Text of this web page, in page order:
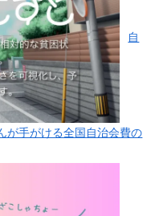
自
が手がける全国自治会費の